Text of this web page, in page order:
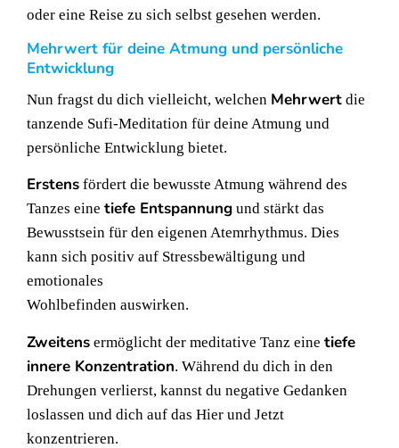
oder eine Reise zu sich selbst gesehen werden.
Mehrwert für deine Atmung und persönliche
Entwicklung
Nun fragst du dich vielleicht, welchen Mehrwert die
tanzende Sufi-Meditation für deine Atmung und
persönliche Entwicklung bietet.
Erstens fördert die bewusste Atmung während des
Tanzes eine tiefe Entspannung und stärkt das
Bewusstsein für den eigenen Atemrhythmus. Dies
kann sich positiv auf Stressbewältigung und
emotionales
Wohlbefinden auswirken.
Zweitens ermöglicht der meditative Tanz eine tiefe
innere Konzentration. Während du dich in den
Drehungen verlierst, kannst du negative Gedanken
loslassen und dich auf das Hier und Jetzt
konzentrieren.